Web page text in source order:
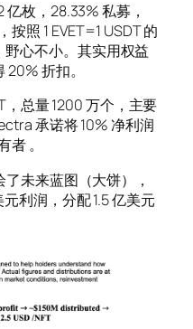
亿枚，28.33% 私募，
照 1 EVET=1 USDT 的
野心不小。其实用权益
折扣。
，总量 1200 万个，主要
承诺将 10% 净利润
。
未来蓝图（大饼），
利润，分配 1.5 亿美元